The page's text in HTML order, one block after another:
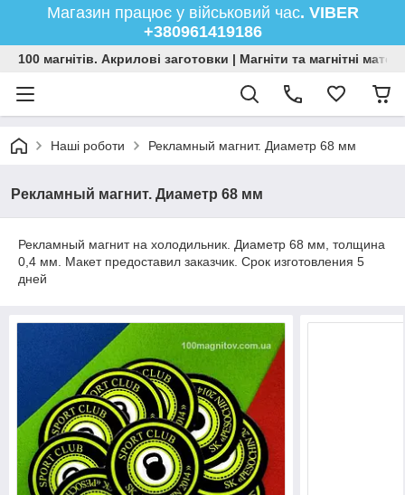
Магазин працює у військовий час. VIBER
+380961419186
100 магнітів. Акрилові заготовки | Магніти та магнітні
Наші роботи Рекламный магнит. Диаметр 68 мм
Рекламный магнит. Диаметр 68 мм
Рекламный магнит на холодильник. Диаметр 68 мм, толщина
0,4 мм. Макет предоставил заказчик. Срок изготовления 5
дней